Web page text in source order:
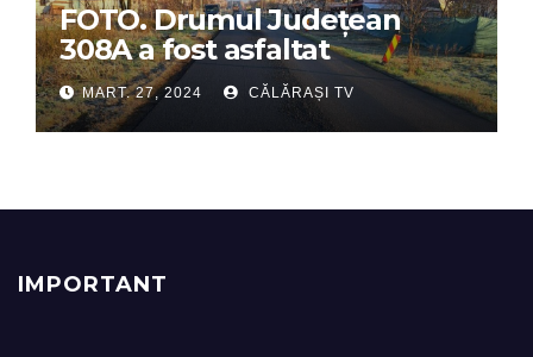
FOTO. Drumul Județean
308A a fost asfaltat
MART. 27, 2024 CĂLĂRAȘI TV
IMPORTANT